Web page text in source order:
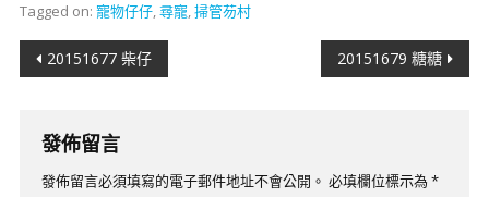
Tagged on: 寵物仔仔,尋寵,掃管芴村
文
導
20151677 柴仔 20151679 糖糖
發佈留言
發佈留言必須填寫的電子郵件地址不會公開。 必填欄位標示為 *